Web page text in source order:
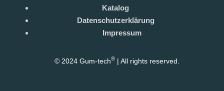
Katalog
Datenschutzerklärung
Impressum
© 2024 Gum-tech® | All rights reserved.